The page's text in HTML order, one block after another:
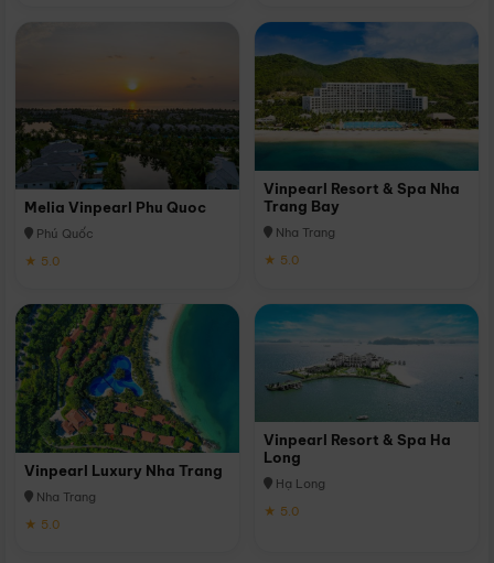
Melia Vinpearl Phu Quoc
Phú Quốc
★ 5.0
Vinpearl Resort & Spa Nha
Trang Bay
Nha Trang
★ 5.0
Vinpearl Luxury Nha Trang
Nha Trang
★ 5.0
Vinpearl Resort & Spa Ha
Long
Hạ Long
★ 5.0